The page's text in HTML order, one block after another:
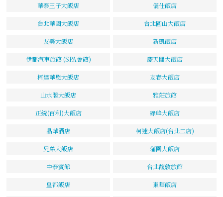
華泰王子大飯店 儷仕飯店
台北華國大飯店 台北圓山大飯店
友美大飯店 新凱飯店
伊都汽車旅館 (SPA會館) 慶天閣大飯店
柯達華懋大飯店 友春大飯店
山水閣大飯店 雅莊旅館
正統(百利)大飯店 綠峰大飯店
晶華酒店 柯達大飯店(台北二店)
兄弟大飯店 蒲園大飯店
中泰賓館 台北馥敦旅館
皇都飯店 東華飯店